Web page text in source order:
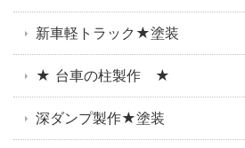
新車軽トラック★塗装
★ 台車の柱製作 ★
深ダンプ製作★塗装